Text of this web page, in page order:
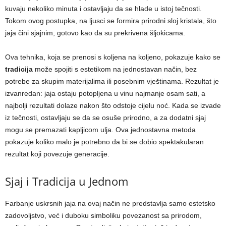
kuvaju nekoliko minuta i ostavljaju da se hlade u istoj tečnosti.
Tokom ovog postupka, na ljusci se formira prirodni sloj kristala, što
jaja čini sjajnim, gotovo kao da su prekrivena šljokicama.
Ova tehnika, koja se prenosi s koljena na koljeno, pokazuje kako se
tradicija može spojiti s estetikom na jednostavan način, bez
potrebe za skupim materijalima ili posebnim vještinama. Rezultat je
izvanredan: jaja ostaju potopljena u vinu najmanje osam sati, a
najbolji rezultati dolaze nakon što odstoje cijelu noć. Kada se izvade
iz tečnosti, ostavljaju se da se osuše prirodno, a za dodatni sjaj
mogu se premazati kapljicom ulja. Ova jednostavna metoda
pokazuje koliko malo je potrebno da bi se dobio spektakularan
rezultat koji povezuje generacije.
Sjaj i Tradicija u Jednom
Farbanje uskrsnih jaja na ovaj način ne predstavlja samo estetsko
zadovoljstvo, već i duboku simboliku povezanost sa prirodom,